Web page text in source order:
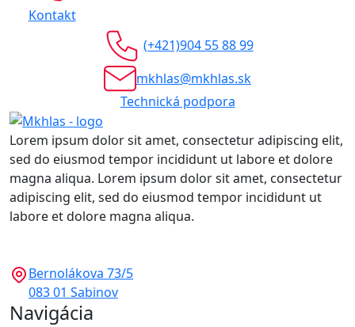
Kontakt
(+421)904 55 88 99
mkhlas@mkhlas.sk
Technická podpora
Lorem ipsum dolor sit amet, consectetur adipiscing elit,
sed do eiusmod tempor incididunt ut labore et dolore
magna aliqua. Lorem ipsum dolor sit amet, consectetur
adipiscing elit, sed do eiusmod tempor incididunt ut
labore et dolore magna aliqua.
Bernolákova 73/5
083 01 Sabinov
Navigácia